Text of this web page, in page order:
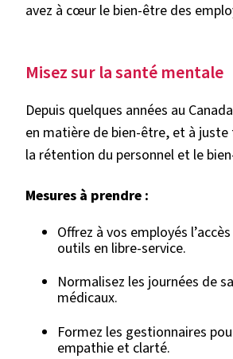
avez à cœur le bien-être des
Misez sur la santé mentale
Depuis quelques années au
en matière de bien-être, et à
la rétention du personnel et le
Mesures à prendre :
Offrez à vos employés
outils en libre-service.
Normalisez les journées de
médicaux.
Formez les gestionnaires
empathie et clarté.